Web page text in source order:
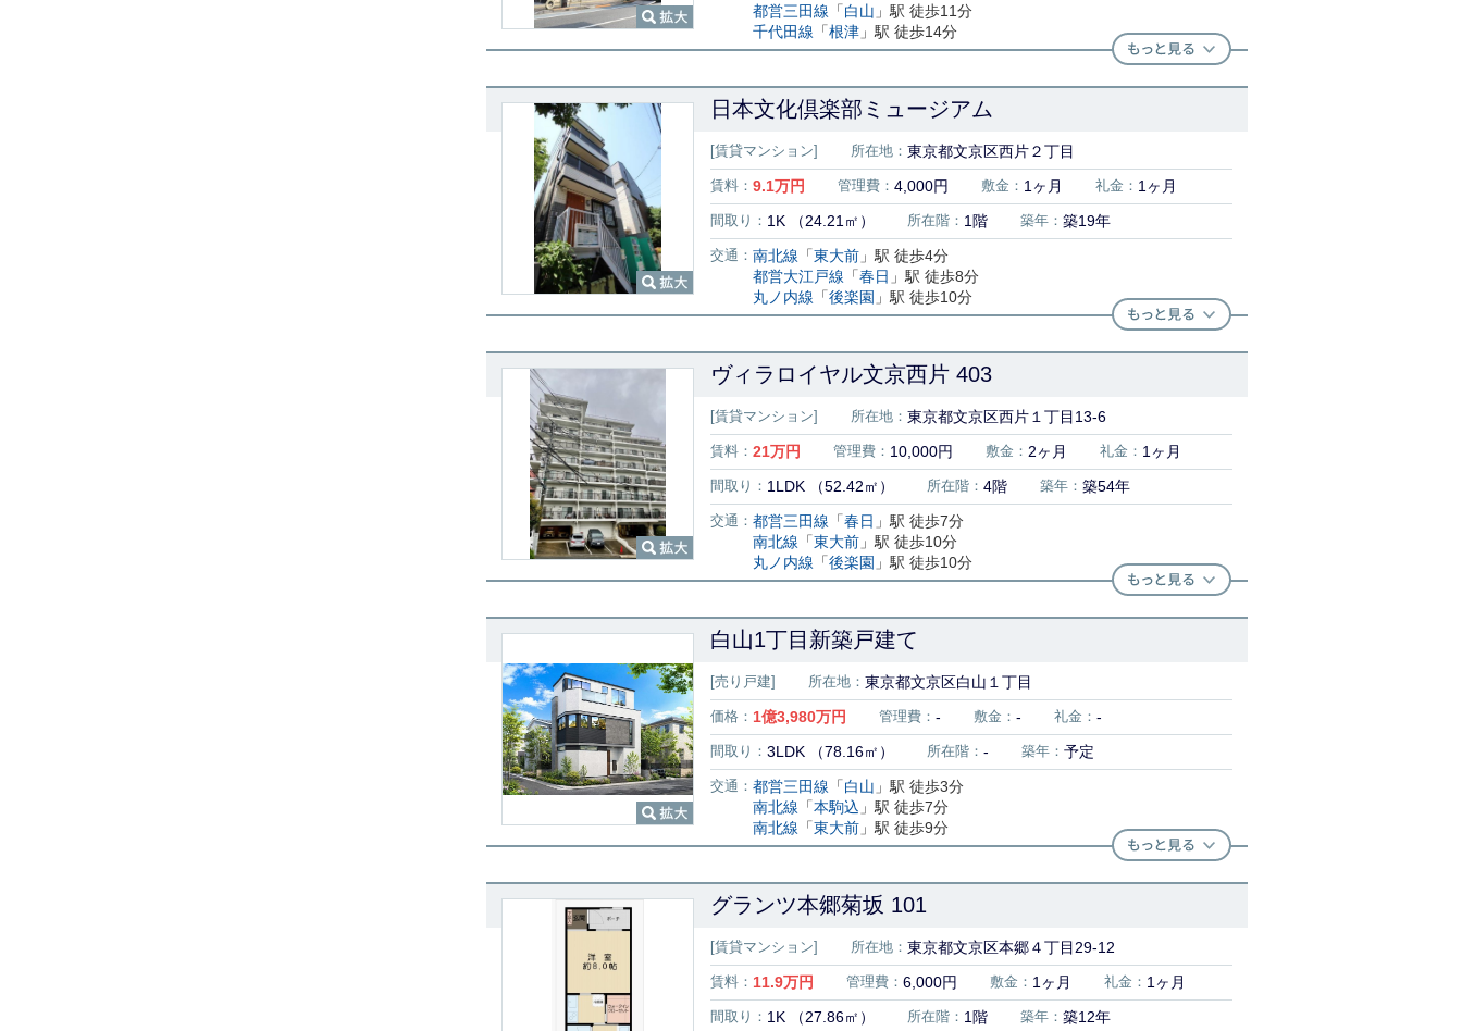
都営三田線 「白山 」駅 徒歩11分
千代田線 「根津 」駅 徒歩14分
日本文化倶楽部ミュージアム
[賃貸マンション] 所在地： 東京都文京区西片２丁目
賃料： 9.1万円 管理費： 4,000円 敷金： 1ヶ月 礼金： 1ヶ月
間取り： 1K （24.21㎡） 所在階： 1階 築年： 築19年
交通： 南北線 「東大前 」駅 徒歩4分
都営大江戸線 「春日 」駅 徒歩8分
丸ノ内線 「後楽園 」駅 徒歩10分
ヴィラロイヤル文京西片 403
[賃貸マンション] 所在地： 東京都文京区西片１丁目13-6
賃料： 21万円 管理費： 10,000円 敷金： 2ヶ月 礼金： 1ヶ月
間取り： 1LDK （52.42㎡） 所在階： 4階 築年： 築54年
交通： 都営三田線 「春日 」駅 徒歩7分
南北線 「東大前 」駅 徒歩10分
丸ノ内線 「後楽園 」駅 徒歩10分
白山1丁目新築戸建て
[売り戸建] 所在地： 東京都文京区白山１丁目
価格： 1億3,980万円 管理費： - 敷金： - 礼金： -
間取り： 3LDK （78.16㎡） 所在階： - 築年： 予定
交通： 都営三田線 「白山 」駅 徒歩3分
南北線 「本駒込 」駅 徒歩7分
南北線 「東大前 」駅 徒歩9分
グランツ本郷菊坂 101
[賃貸マンション] 所在地： 東京都文京区本郷４丁目29-12
賃料： 11.9万円 管理費： 6,000円 敷金： 1ヶ月 礼金： 1ヶ月
間取り： 1K （27.86㎡） 所在階： 1階 築年： 築12年